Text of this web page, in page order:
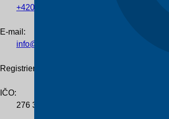
+420
E-mail:
info@trafocz.de
Registrierung des Unternehmens
IČO:
276 36 224